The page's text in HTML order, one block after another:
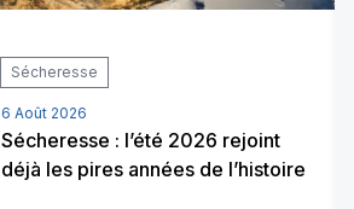
Sécheresse
6 Août 2026
Sécheresse : l’été 2026 rejoint
déjà les pires années de l’histoire